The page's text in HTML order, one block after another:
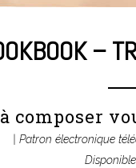
–
composer
| Patron électronique
Disponible